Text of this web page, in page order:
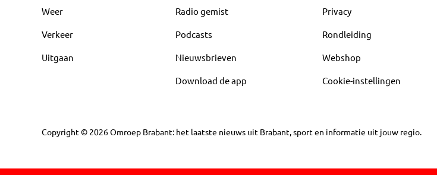
Weer
Verkeer
Uitgaan
Radio gemist
Podcasts
Nieuwsbrieven
Download de app
Privacy
Rondleiding
Webshop
Cookie-instellingen
Copyright © 2026Omroep Brabant: het laatste nieuws uit Brabant, sport en informatie uit jouw regio.